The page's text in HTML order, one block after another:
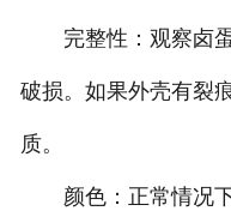
完整性：观察卤蛋
破损。如果外壳有裂
质。
颜色：正常情况下